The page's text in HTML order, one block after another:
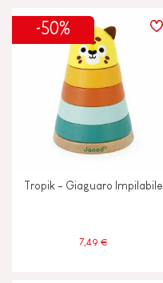
-50%
Tropik - Giaguaro Impilabile
7,49 €